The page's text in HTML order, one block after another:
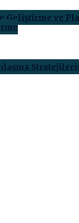
Geliştirme ve
Stratejileri